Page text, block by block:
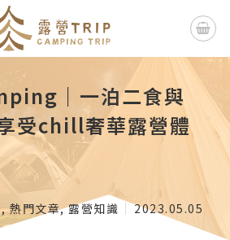
｜一泊二食與
受chill奢華露營體
,熱門文章,露營知識 2023.05.05